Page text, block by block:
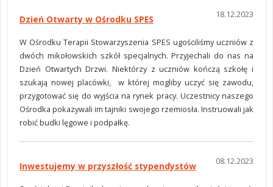
18.12.2023
Dzień Otwarty w Ośrodku SPES
W Ośrodku Terapii Stowarzyszenia SPES ugościliśmy uczniów z
dwóch mikołowskich szkół specjalnych. Przyjechali do nas na
Dzień Otwartych Drzwi. Niektórzy z uczniów kończą szkołę i
szukają nowej placówki, w której mogliby uczyć się zawodu,
przygotować się do wyjścia na rynek pracy. Uczestnicy naszego
Ośrodka pokazywali im tajniki swojego rzemiosła. Instruowali jak
robić budki lęgowe i podpałkę.
08.12.2023
Inwestujemy w przyszłość stypendystów